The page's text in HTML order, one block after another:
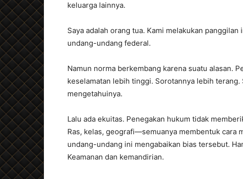
keluarga lainnya.
Saya adalah orang tua. Kami melakukan
undang-undang federal.
Namun norma berkembang karena suatu alasan.
keselamatan lebih tinggi. Sorotannya lebih
mengetahuinya.
Lalu ada ekuitas. Penegakan hukum tidak
Ras, kelas, geografi—semuanya membentuk cara
undang-undang ini mengabaikan bias tersebut.
Keamanan dan kemandirian.